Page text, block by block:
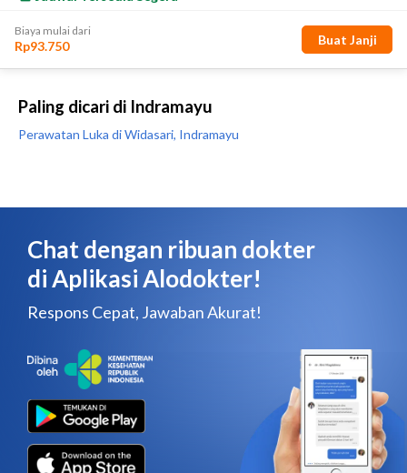
Paling dicari di Indramayu
Perawatan Luka di Widasari, Indramayu